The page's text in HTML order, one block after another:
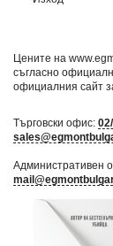
Цените на
съгласно
официалния сайт
Търговски офис:
Административен